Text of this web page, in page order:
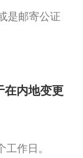
是邮寄公证
在内地变更
作日。